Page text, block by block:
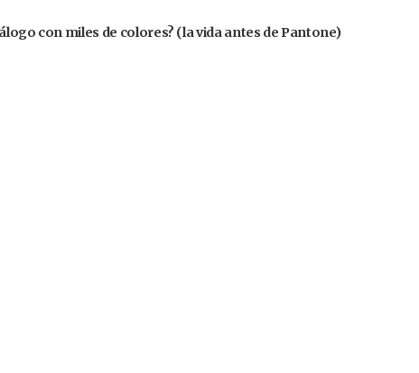
con miles de colores? (la vida antes de Pantone)